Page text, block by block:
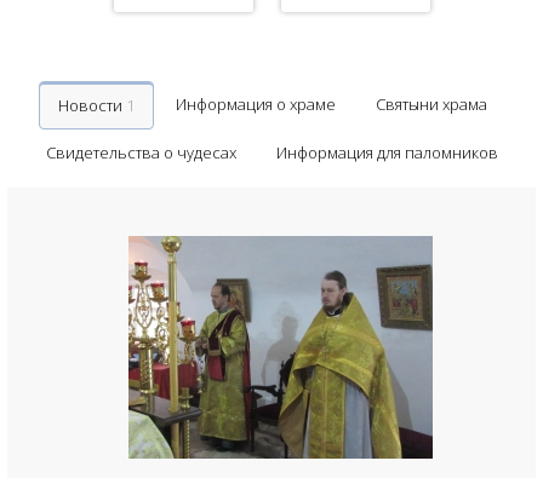
Новости 1 Информация о храме Святыни храма
Свидетельства о чудесах Информация для паломников